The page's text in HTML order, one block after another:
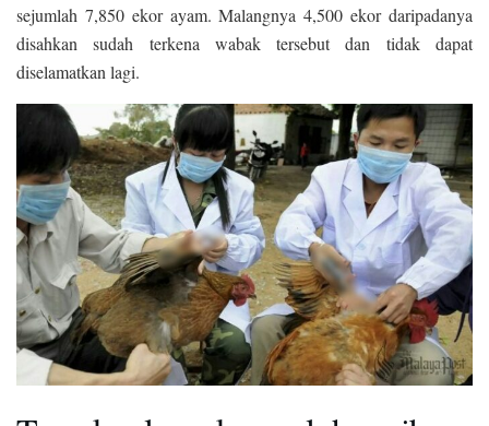
sejumlah 7,850 ekor ayam. Malangnya 4,500 ekor daripadanya
disahkan sudah terkena wabak tersebut dan tidak dapat
diselamatkan lagi.